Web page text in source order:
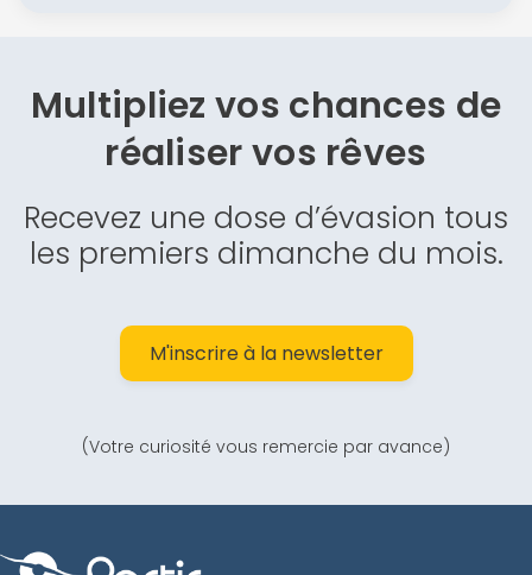
Multipliez vos chances de
réaliser vos rêves
Recevez une dose d’évasion tous
les premiers dimanche du mois.
M'inscrire à la newsletter
(Votre curiosité vous remercie par avance)